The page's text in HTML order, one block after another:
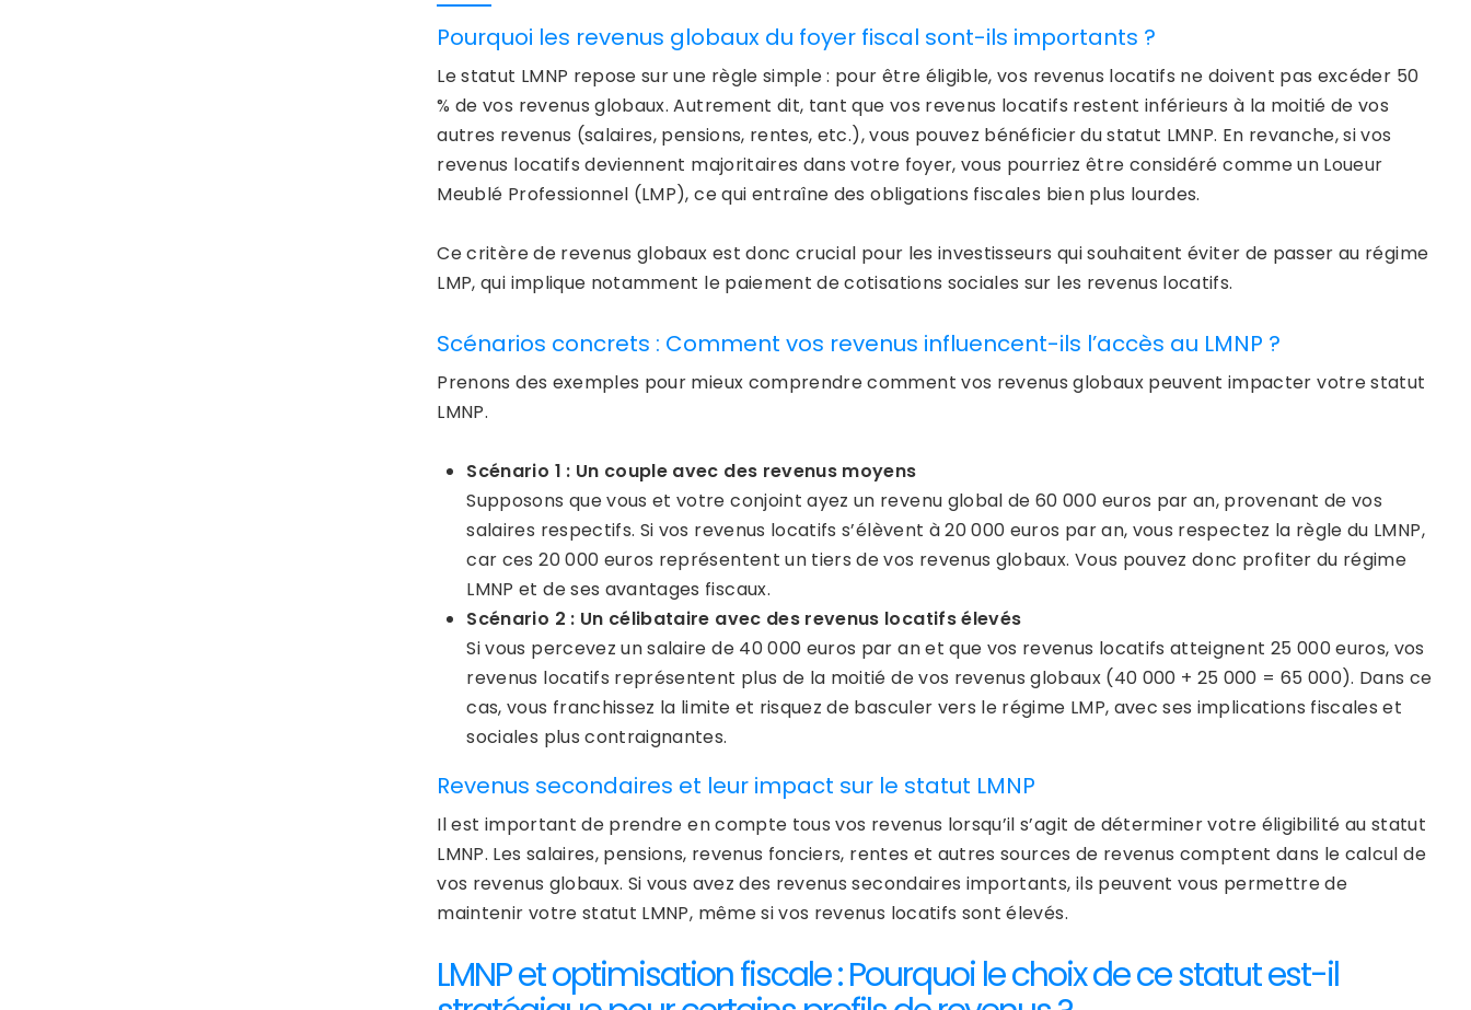
Pourquoi les revenus globaux du foyer fiscal sont-ils importants ?
Le statut LMNP repose sur une règle simple : pour être éligible, vos revenus locatifs ne doivent pas excéder 50
% de vos revenus globaux. Autrement dit, tant que vos revenus locatifs restent inférieurs à la moitié de vos
autres revenus (salaires, pensions, rentes, etc.), vous pouvez bénéficier du statut LMNP. En revanche, si vos
revenus locatifs deviennent majoritaires dans votre foyer, vous pourriez être considéré comme un Loueur
Meublé Professionnel (LMP), ce qui entraîne des obligations fiscales bien plus lourdes.
Ce critère de revenus globaux est donc crucial pour les investisseurs qui souhaitent éviter de passer au régime
LMP, qui implique notamment le paiement de cotisations sociales sur les revenus locatifs.
Scénarios concrets : Comment vos revenus influencent-ils l’accès au LMNP ?
Prenons des exemples pour mieux comprendre comment vos revenus globaux peuvent impacter votre statut
LMNP.
Scénario 1 : Un couple avec des revenus moyens
Supposons que vous et votre conjoint ayez un revenu global de 60 000 euros par an, provenant de vos
salaires respectifs. Si vos revenus locatifs s’élèvent à 20 000 euros par an, vous respectez la règle du LMNP,
car ces 20 000 euros représentent un tiers de vos revenus globaux. Vous pouvez donc profiter du régime
LMNP et de ses avantages fiscaux.
Scénario 2 : Un célibataire avec des revenus locatifs élevés
Si vous percevez un salaire de 40 000 euros par an et que vos revenus locatifs atteignent 25 000 euros, vos
revenus locatifs représentent plus de la moitié de vos revenus globaux (40 000 + 25 000 = 65 000). Dans ce
cas, vous franchissez la limite et risquez de basculer vers le régime LMP, avec ses implications fiscales et
sociales plus contraignantes.
Revenus secondaires et leur impact sur le statut LMNP
Il est important de prendre en compte tous vos revenus lorsqu’il s’agit de déterminer votre éligibilité au statut
LMNP. Les salaires, pensions, revenus fonciers, rentes et autres sources de revenus comptent dans le calcul de
vos revenus globaux. Si vous avez des revenus secondaires importants, ils peuvent vous permettre de
maintenir votre statut LMNP, même si vos revenus locatifs sont élevés.
LMNP et optimisation fiscale : Pourquoi le choix de ce statut est-il